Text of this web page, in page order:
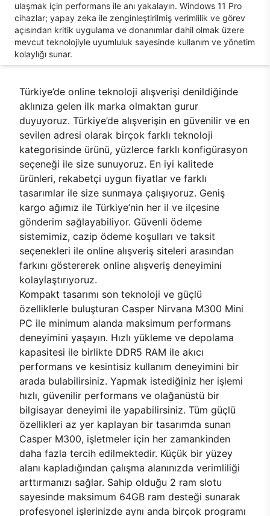
ulaşmak için performans ile anı yakalayın. Windows 11 Pro
cihazlar; yapay zeka ile zenginleştirilmiş verimlilik ve görev
açısından kritik uygulama ve donanımlar dahil olmak üzere
mevcut teknolojiyle uyumluluk sayesinde kullanım ve yönetim
kolaylığı sunar.
Türkiye’de online teknoloji alışverişi denildiğinde
aklınıza gelen ilk marka olmaktan gurur
duyuyoruz. Türkiye’de alışverişin en güvenilir ve en
sevilen adresi olarak birçok farklı teknoloji
kategorisinde ürünü, yüzlerce farklı konfigürasyon
seçeneği ile size sunuyoruz. En iyi kalitede
ürünleri, rekabetçi uygun fiyatlar ve farklı
tasarımlar ile size sunmaya çalışıyoruz. Geniş
kargo ağımız ile Türkiye’nin her il ve ilçesine
gönderim sağlayabiliyor. Güvenli ödeme
sistemimiz, cazip ödeme koşulları ve taksit
seçenekleri ile online alışveriş siteleri arasından
farkını göstererek online alışveriş deneyimini
kolaylaştırıyoruz.
Kompakt tasarımı son teknoloji ve güçlü
özelliklerle buluşturan Casper Nirvana M300 Mini
PC ile minimum alanda maksimum performans
deneyimini yaşayın. Hızlı yükleme ve depolama
kapasitesi ile birlikte DDR5 RAM ile akıcı
performans ve kesintisiz kullanım deneyimini bir
arada bulabilirsiniz. Yapmak istediğiniz her işlemi
hızlı, güvenilir performans ve olağanüstü bir
bilgisayar deneyimi ile yapabilirsiniz. Tüm güçlü
özellikleri az yer kaplayan bir tasarımda sunan
Casper M300, işletmeler için her zamankinden
daha fazla tercih edilmektedir. Küçük bir yüzey
alanı kapladığından çalışma alanınızda verimliliği
arttırmanızı sağlar. Sahip olduğu 2 ram slotu
sayesinde maksimum 64GB ram desteği sunarak
profesyonel işlerinizde aynı anda birçok programı